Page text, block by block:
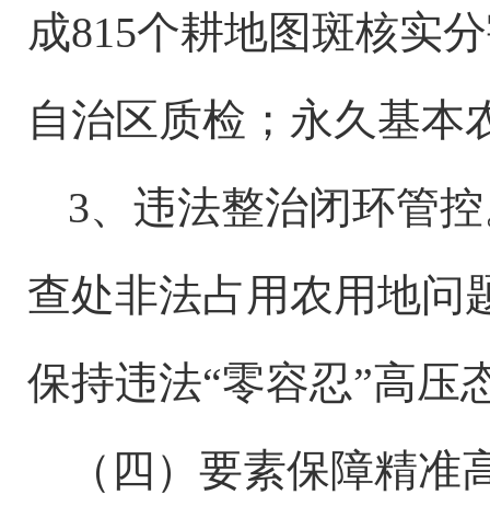
成815个耕地图斑核实
自治区质检；永久基本
3、违法整治闭环管
查处非法占用农用地问
保持违法“零容忍”高压
（四）要素保障精